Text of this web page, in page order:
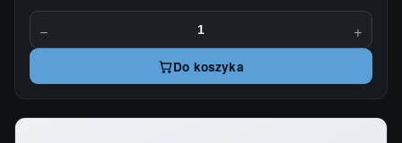
− +
Do koszyka